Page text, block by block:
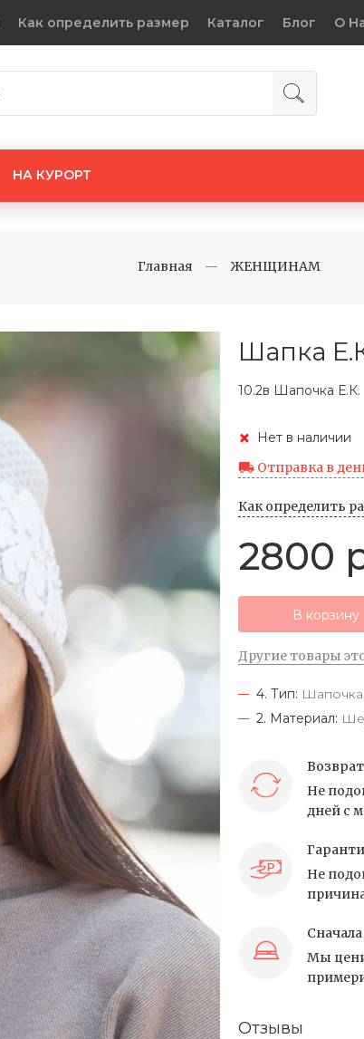
Как определить размер Каталог Блог О
НА КУРОРТ
Главная ЖЕНЩИНАМ
Шапка
10.2в Шапочка Е.К.
Нет в наличии
Отправка в
Как определить
2800
В корзину
Другие товары
4. Тип: Шапочка
2. Материал:
Не
дней с
Не
Мы
Отзывы